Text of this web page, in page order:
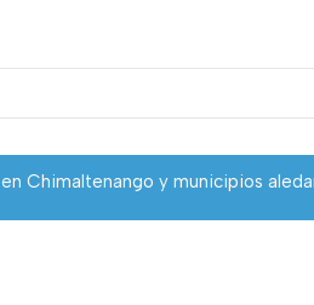
Chimaltenango y municipios